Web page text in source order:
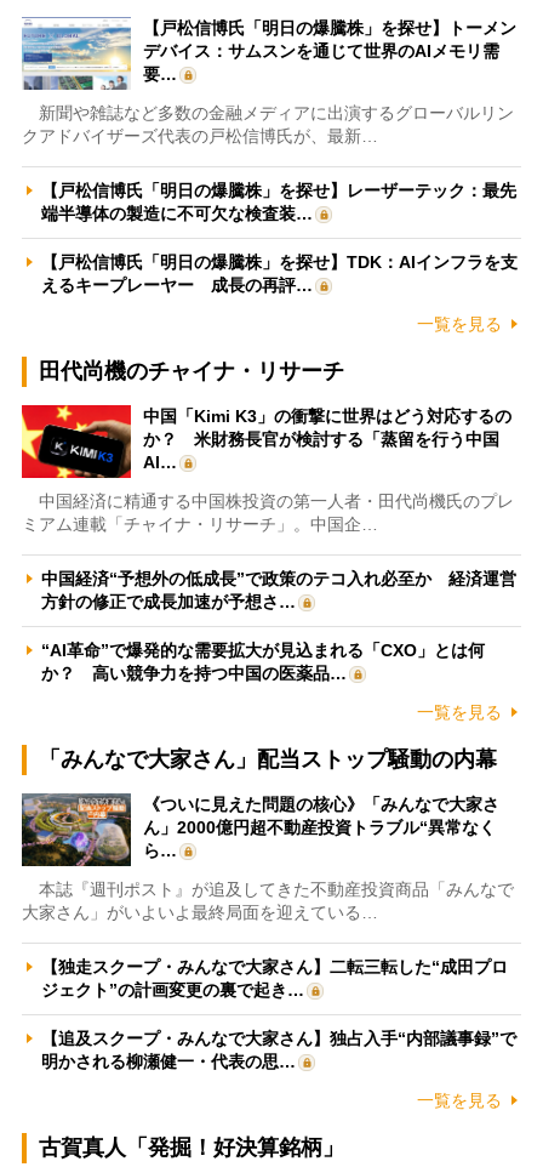
【戸松信博氏「明日の爆騰株」を探せ】トーメン
デバイス：サムスンを通じて世界のAIメモリ需
要…
新聞や雑誌など多数の金融メディアに出演するグローバルリン
クアドバイザーズ代表の戸松信博氏が、最新…
【戸松信博氏「明日の爆騰株」を探せ】レーザーテック：最先
端半導体の製造に不可欠な検査装…
【戸松信博氏「明日の爆騰株」を探せ】TDK：AIインフラを支
えるキープレーヤー 成長の再評…
一覧を見る
田代尚機のチャイナ・リサーチ
中国「Kimi K3」の衝撃に世界はどう対応するの
か？ 米財務長官が検討する「蒸留を行う中国
AI…
中国経済に精通する中国株投資の第一人者・田代尚機氏のプレ
ミアム連載「チャイナ・リサーチ」。中国企…
中国経済“予想外の低成長”で政策のテコ入れ必至か 経済運営
方針の修正で成長加速が予想さ…
“AI革命”で爆発的な需要拡大が見込まれる「CXO」とは何
か？ 高い競争力を持つ中国の医薬品…
一覧を見る
「みんなで大家さん」配当ストップ騒動の内幕
《ついに見えた問題の核心》「みんなで大家さ
ん」2000億円超不動産投資トラブル“異常なく
ら…
本誌『週刊ポスト』が追及してきた不動産投資商品「みんなで
大家さん」がいよいよ最終局面を迎えている…
【独走スクープ・みんなで大家さん】二転三転した“成田プロ
ジェクト”の計画変更の裏で起き…
【追及スクープ・みんなで大家さん】独占入手“内部議事録”で
明かされる柳瀬健一・代表の思…
一覧を見る
古賀真人「発掘！好決算銘柄」